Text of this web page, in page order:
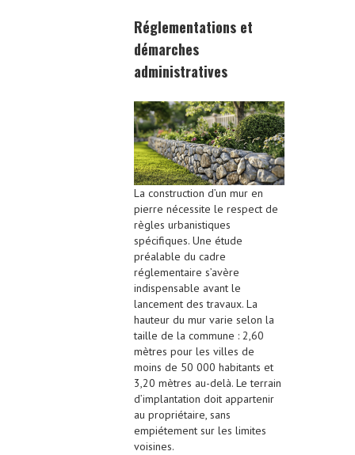
Réglementations et
démarches
administratives
La construction d’un mur en
pierre nécessite le respect de
règles urbanistiques
spécifiques. Une étude
préalable du cadre
réglementaire s’avère
indispensable avant le
lancement des travaux. La
hauteur du mur varie selon la
taille de la commune : 2,60
mètres pour les villes de
moins de 50 000 habitants et
3,20 mètres au-delà. Le terrain
d’implantation doit appartenir
au propriétaire, sans
empiétement sur les limites
voisines.